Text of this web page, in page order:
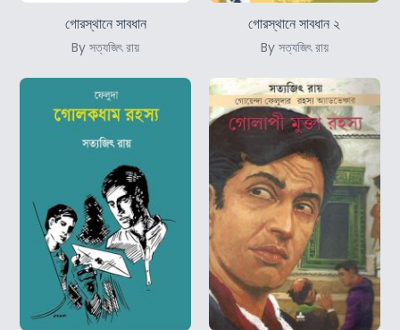
গোরস্থানে সাবধান
By সত্যজিৎ রায়
গোরস্থানে সাবধান ২
By সত্যজিৎ রায়